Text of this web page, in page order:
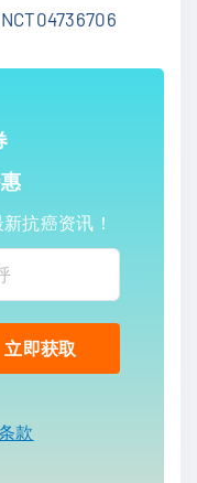
抗癌资讯！
款